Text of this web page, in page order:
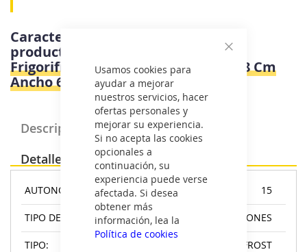
Cerrar
Usamos cookies para
ayudar a mejorar
nuestros servicios, hacer
ofertas personales y
mejorar su experiencia.
Si no acepta las cookies
opcionales a
continuación, su
experiencia puede verse
afectada. Si desea
obtener más
información, lea la
Política de cookies
Características e información del
producto
Teka NFL342 BLANCO -
Frigorifico Combi Nofrost E Alto 188 Cm
Ancho 60 Cm Blanco
Descripción Producto
Detalles
AUTONOMA: 15
TIPO DE CONTROL: BOTONES
TIPO: NO FROST